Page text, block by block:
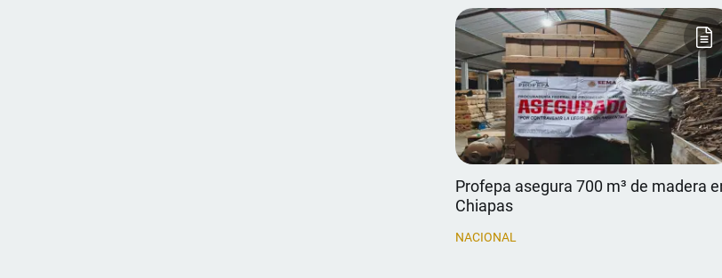
Profepa asegura 700 m³ de madera
Chiapas
NACIONAL